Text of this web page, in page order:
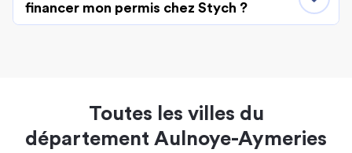
financer mon permis chez Stych ?
Toutes les villes du
département Aulnoye-Aymeries